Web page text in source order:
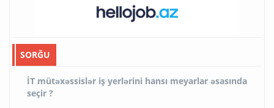
SORĞU
İT mütəxəssislər iş yerlərini hansı meyarlar əsasında
seçir ?